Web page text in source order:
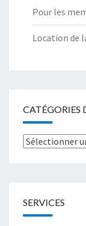
Pour les
Location de
CATÉGORIES
Catégories
du
club
SERVICES